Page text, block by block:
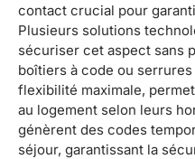
contact crucial pour
Plusieurs solutions
sécuriser cet aspect sans
boîtiers à code ou
flexibilité maximale,
au logement selon leurs
génèrent des codes
séjour, garantissant la